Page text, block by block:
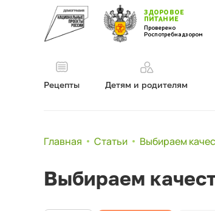
ЗДОРОВОЕ
ПИТАНИЕ
Проверено
Роспотребнадзором
Рецепты Детям и родителям
Главная Статьи Выбираем
Выбираем